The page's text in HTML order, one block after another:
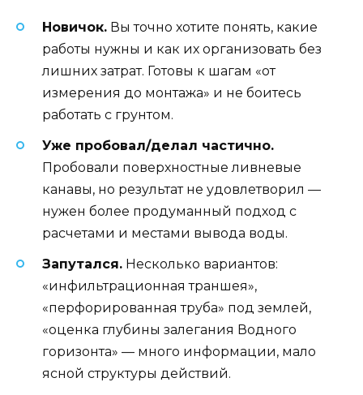
Новичок. Вы точно хотите понять, какие
работы нужны и как их организовать без
лишних затрат. Готовы к шагам «от
измерения до монтажа» и не боитесь
работать с грунтом.
Уже пробовал/делал частично.
Пробовали поверхностные ливневые
канавы, но результат не удовлетворил —
нужен более продуманный подход с
расчетами и местами вывода воды.
Запутался. Несколько вариантов:
«инфильтрационная траншея»,
«перфорированная труба» под землей,
«оценка глубины залегания Водного
горизонта» — много информации, мало
ясной структуры действий.